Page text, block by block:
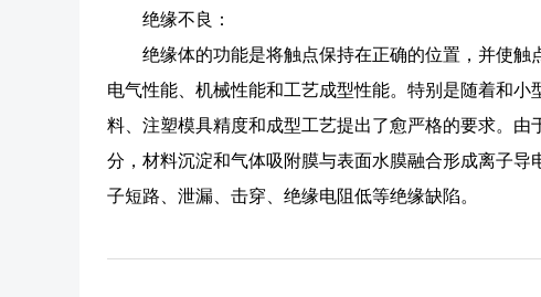
绝缘不良：
绝缘体的功能是将触点保持在正确的位置，并使
电气性能、机械性能和工艺成型性能。特别是随着和
料、注塑模具精度和成型工艺提出了愈严格的要求。
分，材料沉淀和气体吸附膜与表面水膜融合形成离子
子短路、泄漏、击穿、绝缘电阻低等绝缘缺陷。